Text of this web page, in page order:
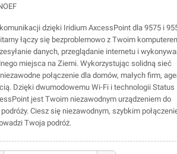
dzięki Iridium AxcessPoint dla 9575 i
łączy się bezproblemowo z Twoim
danych, przeglądanie internetu i
miejsca na Ziemi. Wykorzystując solidną sieć
połączenie dla domów, małych firm,
Dzięki dwumodowemu Wi-Fi i technologii Status
jest Twoim niezawodnym urządzeniem do
Ciesz się niezawodnym, szybkim
Twoja podróż.